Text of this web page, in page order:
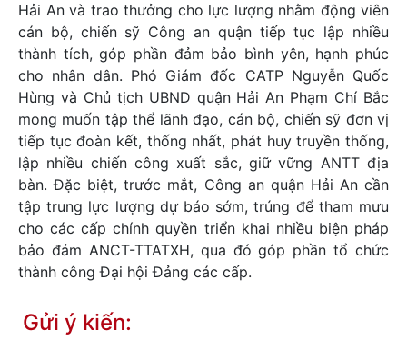
Hải An và trao thưởng cho lực lượng nhằm động viên
cán bộ, chiến sỹ Công an quận tiếp tục lập nhiều
thành tích, góp phần đảm bảo bình yên, hạnh phúc
cho nhân dân. Phó Giám đốc CATP Nguyễn Quốc
Hùng và Chủ tịch UBND quận Hải An Phạm Chí Bắc
mong muốn tập thể lãnh đạo, cán bộ, chiến sỹ đơn vị
tiếp tục đoàn kết, thống nhất, phát huy truyền thống,
lập nhiều chiến công xuất sắc, giữ vững ANTT địa
bàn. Đặc biệt, trước mắt, Công an quận Hải An cần
tập trung lực lượng dự báo sớm, trúng để tham mưu
cho các cấp chính quyền triển khai nhiều biện pháp
bảo đảm ANCT-TTATXH, qua đó góp phần tổ chức
thành công Đại hội Đảng các cấp.
Gửi ý kiến: